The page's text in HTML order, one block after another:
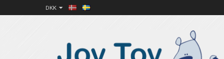
DKK